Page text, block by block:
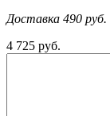
Доставка 490 руб.
4 725 руб.